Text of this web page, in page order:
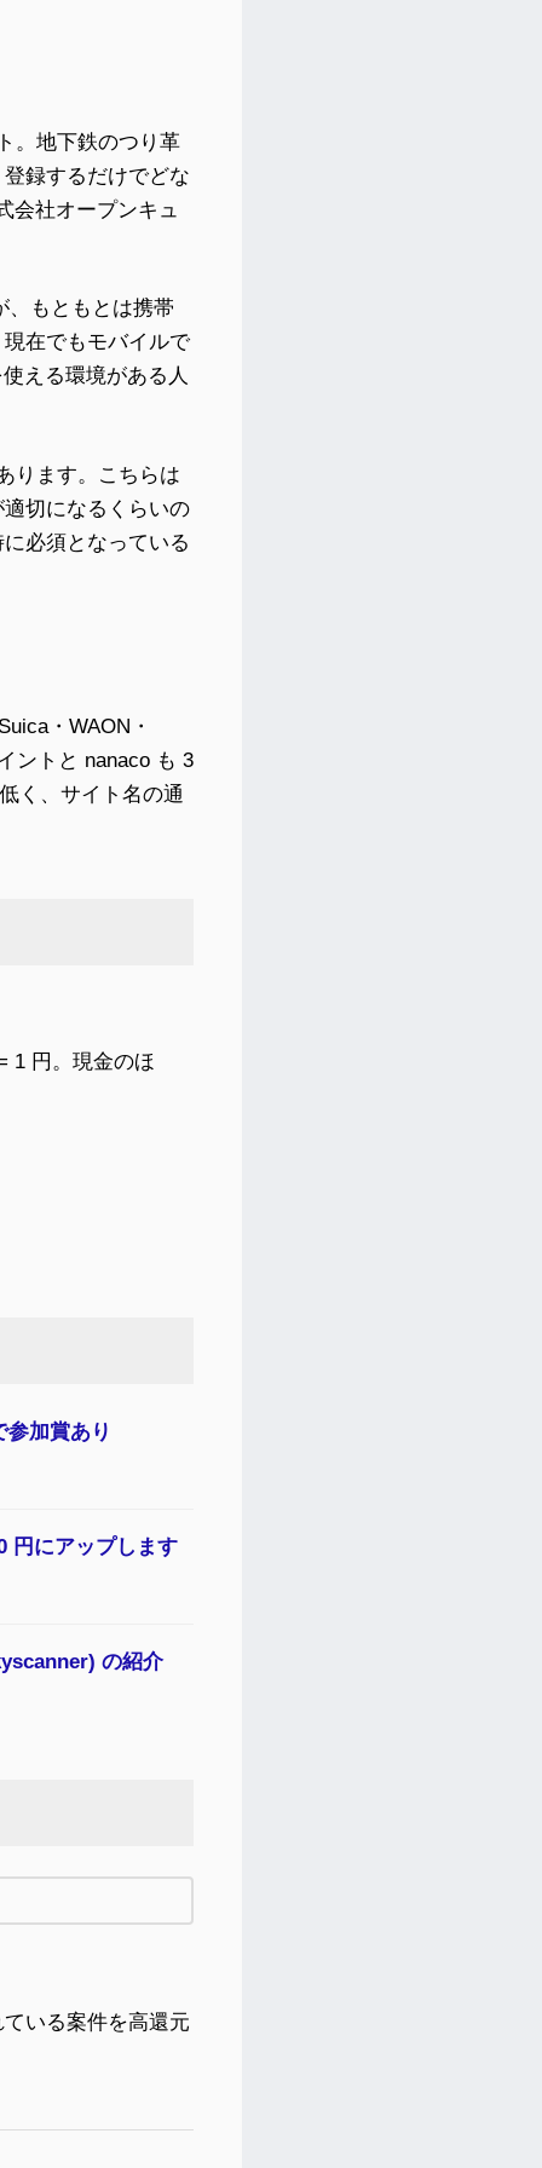
。地下鉄のつり革
録するだけでどな
会社オープンキュ
、もともとは携帯
在でもモバイルで
える環境がある人
ります。こちらは
切になるくらいの
必須となっている
・WAON・
ントと nanaco も 3
く、サイト名の通
1 円。現金のほ
加賞あり
円にアップします
の紹介
いる案件を高還元